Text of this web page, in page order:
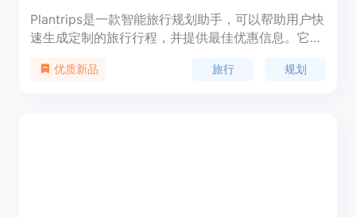
Plantrips是一款智能旅行规划助手，可以帮助用户快
速生成定制的旅行行程，并提供最佳优惠信息。它能
建梦想行程。让您的旅行计划变得简单而愉快！
优质新品 旅行 规划